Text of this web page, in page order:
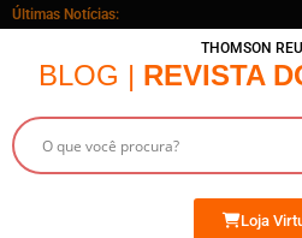
Últimas Notícias:
THOMSON
BLOG | REVISTA
Loja